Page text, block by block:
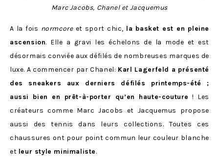
Marc Jacobs, Chanel et Jacquemus
A la fois normcoreet sport chic, la basket est en pleine
ascension. Elle a gravi les échelons de la mode et est
désormais conviée aux défilés de nombreuses marques de
luxe. A commencer par Chanel: Karl Lagerfeld a présenté
des sneakers aux derniers défilés printemps-été ;
aussi bien en prêt-à-porter qu’en haute-couture ! Les
créateurs comme Marc Jacobs et Jacquemus propose
aussi des tennis dans leurs collections. Toutes ces
chaussures ont pour point commun leur couleur blanche
et leur style minimaliste.